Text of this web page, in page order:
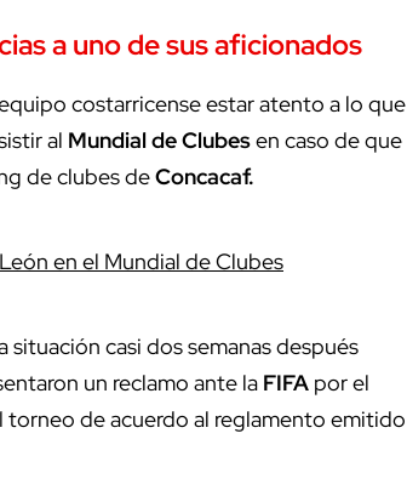
a uno de sus aficionados
costarricense estar atento a lo que
al MundialdeClubesen caso de que
de clubes deConcacaf.
en el Mundial de Clubes
situación casi dos semanas después
un reclamo ante la FIFA por el
de acuerdo al reglamento emitido